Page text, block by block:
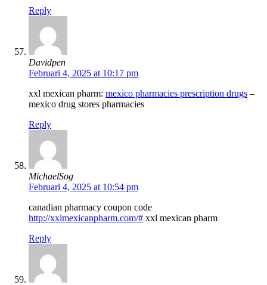
Reply
Davidpen
Februari 4, 2025 at 10:17 pm
xxl mexican pharm: mexico pharmacies prescription drugs –
mexico drug stores pharmacies
Reply
MichaelSog
Februari 4, 2025 at 10:54 pm
canadian pharmacy coupon code
http://xxlmexicanpharm.com/# xxl mexican pharm
Reply